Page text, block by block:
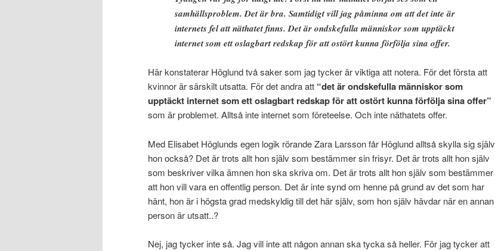
samhällsproblem. Det är bra. Sam­tidigt vill jag påminna om att det inte är
internets fel att näthatet finns. Det är ondskefulla människor som upptäckt
internet som ett oslagbart redskap för att ostört kunna förfölja sina offer.
Här konstaterar Höglund två saker som jag tycker är viktiga att notera. För det första att
kvinnor är särskilt utsatta. För det andra att “det är ondskefulla människor som
upptäckt internet som ett oslagbart redskap för att ostört kunna förfölja sina offer”
som är problemet. Alltså inte internet som företeelse. Och inte näthatets offer.
Med Elisabet Höglunds egen logik rörande Zara Larsson får Höglund alltså skylla sig själv
hon också? Det är trots allt hon själv som bestämmer sin frisyr. Det är trots allt hon själv
som beskriver vilka ämnen hon ska skriva om. Det är trots allt hon själv som bestämmer
att hon vill vara en offentlig person. Det är inte synd om henne på grund av det som har
hänt, hon är i högsta grad medskyldig till det här själv, som hon själv hävdar när en annan
person är utsatt..?
Nej, jag tycker inte så. Jag vill inte att någon annan ska tycka så heller. För jag tycker att